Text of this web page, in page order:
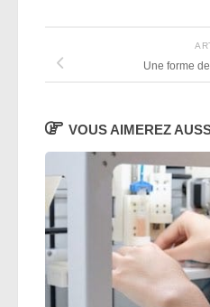
Une forme
VOUS AIMEREZ